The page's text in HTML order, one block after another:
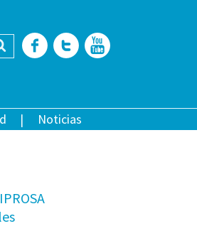
Buscar Facebook
Twitter
Noticias